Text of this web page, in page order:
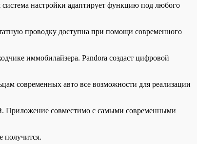
система настройки адаптирует функцию под любого
проводку доступна при помощи современного
иммобилайзера. Pandora создаст цифровой
современных авто все возможности для реализации
Приложение совместимо с самыми современными
получится.